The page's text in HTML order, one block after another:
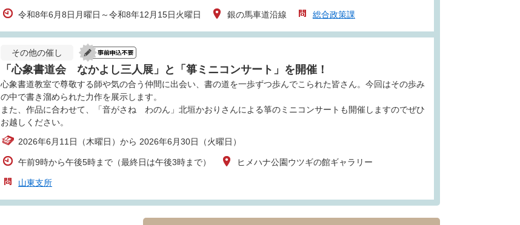
令和8年6月8日月曜日～令和8年12月15日火曜日 銀の馬車道沿線 総合政策課
その他の催し
「心象書道会 なかよし三人展」と「箏ミニコンサート」を開催！
心象書道教室で尊敬する師や気の合う仲間に出会い、書の道を一歩ずつ歩んでこられた皆さん。今回はその歩み
の中で書き溜められた力作を展示します。
また、作品に合わせて、「音がさね わのん」北垣かおりさんによる箏のミニコンサートも開催しますのでぜひ
お越しください。
2026年6月11日（木曜日）から 2026年6月30日（火曜日）
午前9時から午後5時まで（最終日は午後3時まで） ヒメハナ公園ウツギの館ギャラリー
山東支所